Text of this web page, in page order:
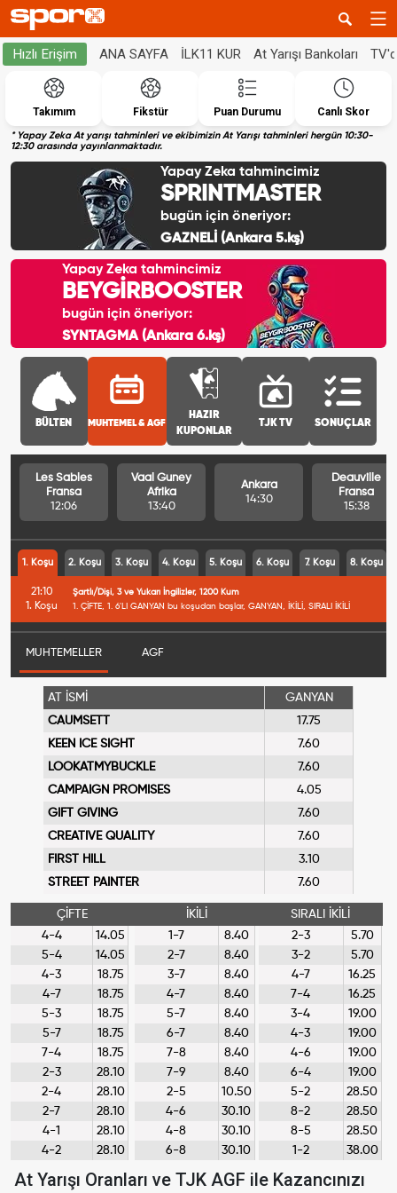
Hızlı Erişim ANA SAYFA İLK11 KUR At Yarışı Bankoları
Takımım Fikstür Puan Durumu Canlı Skor
* Yapay Zeka At yarışı tahminleri ve ekibimizin At Yarışı tahminleri hergün 10:30-
12:30 arasında yayınlanmaktadır.
Yapay Zeka tahmincimiz
SPRINTMASTER
bugün için öneriyor:
GAZNELİ (Ankara 5.kş)
Yapay Zeka tahmincimiz
BEYGİRBOOSTER
bugün için öneriyor:
SYNTAGMA (Ankara 6.kş)
BÜLTEN MUHTEMEL & AGF
HAZIR
KUPONLAR
TJK TV SONUÇLAR
Les Sables
Fransa
12:06
Vaal Guney
Afrika
13:40
Ankara
14:30
Deauville
Fransa
15:38
1. Koşu 2. Koşu 3. Koşu 4. Koşu 5. Koşu 6. Koşu 7. Koşu 8. Koşu
21:10
1. Koşu
Şartlı/Dişi, 3 ve Yukarı İngilizler, 1200 Kum
1. ÇİFTE, 1. 6'LI GANYAN bu koşudan başlar, GANYAN, İKİLİ, SIRALI İKİLİ
MUHTEMELLER AGF
AT İSMİ
GANYAN
CAUMSETT
17.75
KEEN ICE SIGHT
7.60
LOOKATMYBUCKLE
7.60
CAMPAIGN PROMISES
4.05
GIFT GIVING
7.60
CREATIVE QUALITY
7.60
FIRST HILL
3.10
STREET PAINTER
7.60
ÇİFTE
4-4
14.05
5-4
14.05
4-3
18.75
4-7
18.75
5-3
18.75
5-7
18.75
7-4
18.75
2-3
28.10
2-4
28.10
2-7
28.10
4-1
28.10
4-2
28.10
İKİLİ
1-7
8.40
2-7
8.40
3-7
8.40
4-7
8.40
5-7
8.40
6-7
8.40
7-8
8.40
7-9
8.40
2-5
10.50
4-6
30.10
4-8
30.10
6-8
30.10
SIRALI İKİLİ
2-3
5.70
3-2
5.70
4-7
16.25
7-4
16.25
3-4
19.00
4-3
19.00
4-6
19.00
6-4
19.00
5-2
28.50
8-2
28.50
8-5
28.50
1-2
38.00
At Yarışı Oranları ve TJK AGF ile Kazancınızı